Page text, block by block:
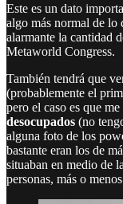
Este es un dato
algo más normal de lo
alarmante la cantidad
Metaworld Congress.
También tendrá que
(probablemente el
pero el caso es que
desocupados (no
alguna foto de los
bastante eran los de
situaban en medio de
personas, más o